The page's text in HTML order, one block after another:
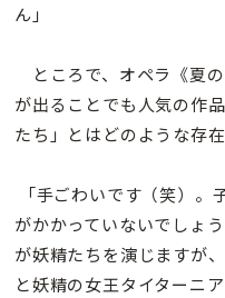
ん」
ところで、オペラ《夏
が出ることでも人気の作
たち」とはどのような存
「手ごわいです（笑）。
がかかっていないでしょ
が妖精たちを演じますが
と妖精の女王タイターニ